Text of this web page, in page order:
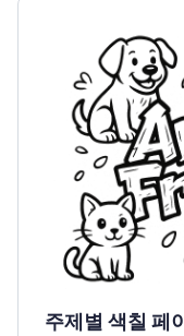
주제별 색칠 페